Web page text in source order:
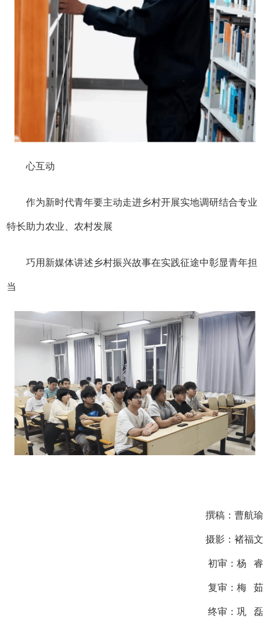
心互动
作为新时代青年要主动走进乡村开展实地调研结合专业
特长助力农业、农村发展
巧用新媒体讲述乡村振兴故事在实践征途中彰显青年担
当
撰稿：曹航瑜
摄影：褚福文
初审： 杨 睿
复审：梅 茹
终审：巩 磊